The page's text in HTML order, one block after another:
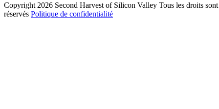
Copyright 2026 Second Harvest of Silicon Valley Tous les droits sont
réservés Politique de confidentialité